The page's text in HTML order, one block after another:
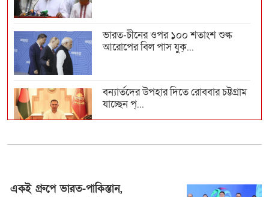
ভারত-চীনের ওপর ১০০ শতাংশ শুল্ক
আরোপের বিল পাস যুক্...
বন্যার্তদের উপহার দিতে রোববার চট্টগ্রাম
যাচ্ছেন প্...
ফের বাড়ল স্বর্ণের দাম
একই গ্রুপে ভারত-পাকিস্তান,